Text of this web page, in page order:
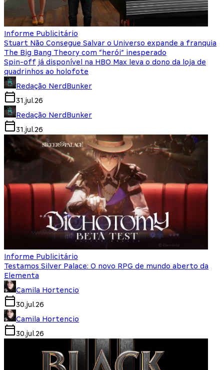
Informe Publicitário
Stuart Não Consegue Salvar o Universo expande a franquia
The Big Bang Theory com “herói” inesperado
Spin-off já disponível na HBO Max leva o dono da loja de
quadrinhos ao holofote
Redação NerdBunker
31.jul.26
Redação NerdBunker
31.jul.26
Informe Publicitário
Testamos Silver Palace: O novo RPG de mundo aberto da
Elementa
Camila Hortencio
30.jul.26
Camila Hortencio
30.jul.26